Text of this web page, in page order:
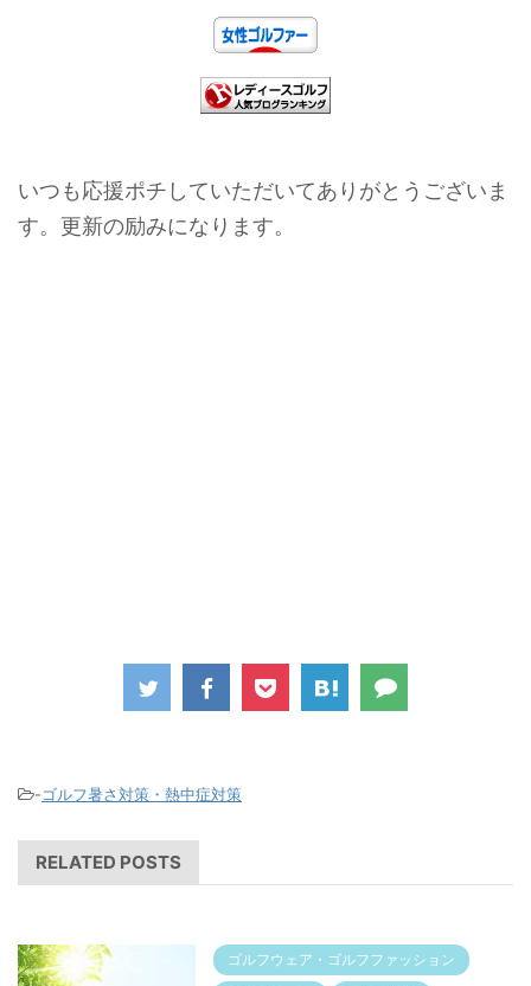
いつも応援ポチしていただいてありがとうございま
す。更新の励みになります。
-ゴルフ暑さ対策・熱中症対策
RELATED POSTS
ゴルフウェア・ゴルフファッション